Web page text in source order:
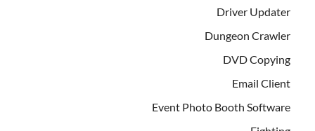
Driver Updater
Dungeon Crawler
DVD Copying
Email Client
Event Photo Booth Software